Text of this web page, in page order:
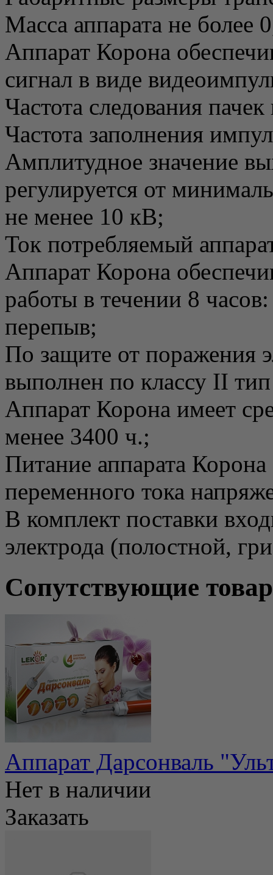
Масса аппарата не более
Аппарат Корона
сигнал в виде
Частота следования
Частота заполнения
Амплитудное значение
регулируется от
не менее 10 кВ;
Ток потребляемый
Аппарат Корона
работы в течении 8
перепыв;
По защите от поражения
выполнен по классу II
Аппарат Корона имеет
менее 3400 ч.;
Питание аппарата Корона
переменного тока
В комплект поставки
электрода (полостной,
Сопутствующие
Аппарат Дарсонваль
Нет в наличии
Заказать